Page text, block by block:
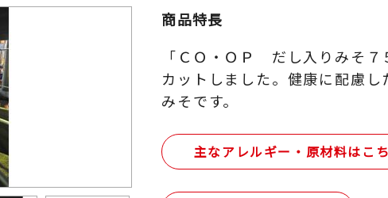
商品特長
「ＣＯ・ＯＰ だし入りみそ７
カットしました。健康に配慮
みそです。
主なアレルギー・原材料はこ